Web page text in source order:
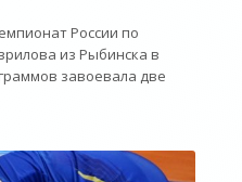
России по
из Рыбинска в
завоевала две